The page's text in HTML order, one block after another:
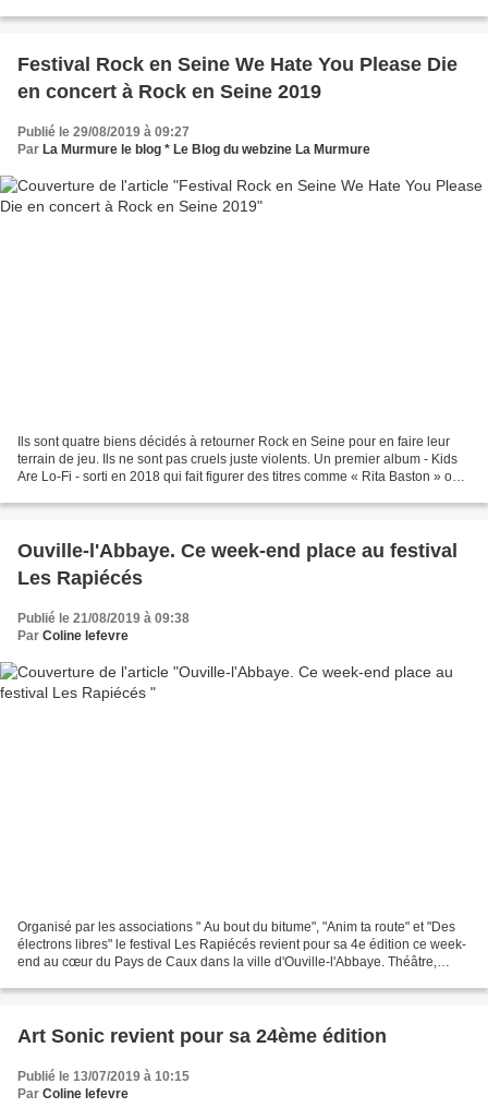
Festival Rock en Seine We Hate You Please Die
en concert à Rock en Seine 2019
Publié le 29/08/2019 à 09:27
Par La Murmure le blog * Le Blog du webzine La Murmure
Ils sont quatre biens décidés à retourner Rock en Seine pour en faire leur
terrain de jeu. Ils ne sont pas cruels juste violents. Un premier album - Kids
Are Lo-Fi - sorti en 2018 qui fait figurer des titres comme « Rita Baston » ou
Ouville-l'Abbaye. Ce week-end place au festival
Les Rapiécés
Publié le 21/08/2019 à 09:38
Par Coline lefevre
Organisé par les associations " Au bout du bitume", "Anim ta route" et "Des
électrons libres" le festival Les Rapiécés revient pour sa 4e édition ce week-
end au cœur du Pays de Caux dans la ville d'Ouville-l'Abbaye. Théâtre,
Art Sonic revient pour sa 24ème édition
Publié le 13/07/2019 à 10:15
Par Coline lefevre